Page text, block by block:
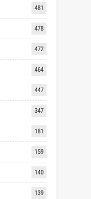
481
478
472
464
447
347
181
159
140
139